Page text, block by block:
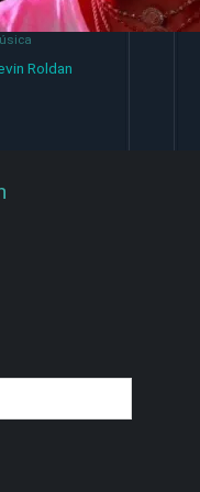
Roldan